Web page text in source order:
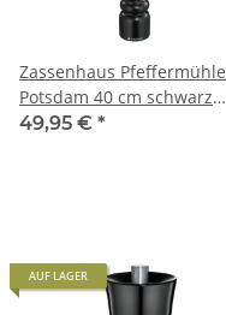
Zassenhaus Pfeffermühle
Potsdam 40 cm schwarz
matt
49,95 € *
AUF LAGER